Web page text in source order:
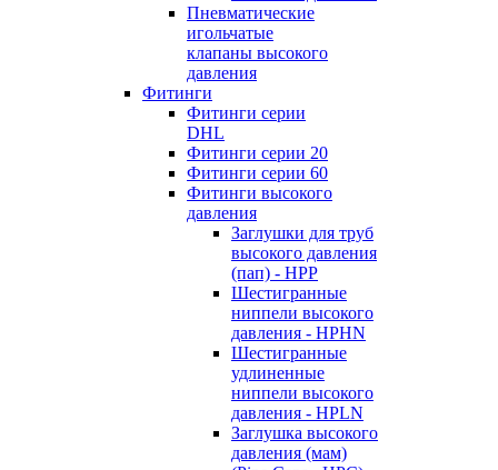
Пневматические
игольчатые
клапаны высокого
давления
Фитинги
Фитинги серии
DHL
Фитинги серии 20
Фитинги серии 60
Фитинги высокого
давления
Заглушки для труб
высокого давления
(пап) - HPP
Шестигранные
ниппели высокого
давления - HPHN
Шестигранные
удлиненные
ниппели высокого
давления - HPLN
Заглушка высокого
давления (мам)